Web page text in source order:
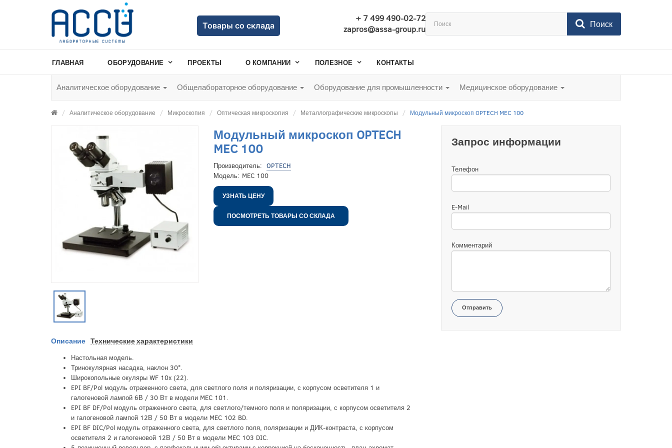
Товары со склада
+ 7 499 490-02-72
zapros@assa-group.ru
Поиск
ГЛАВНАЯ ОБОРУДОВАНИЕ ПРОЕКТЫ О КОМПАНИИ ПОЛЕЗНОЕ КОНТАКТЫ
Аналитическое оборудование Общелабораторное оборудование Оборудование для промышленности Медицинское оборудование
Аналитическое оборудование Микроскопия Оптическая микроскопия Металлографические микроскопы Модульный микроскоп OPTECH MEC 100
Модульный микроскоп OPTECH
MEC 100
Производитель: OPTECH
Модель: MEC 100
УЗНАТЬ ЦЕНУ
ПОСМОТРЕТЬ ТОВАРЫ СО СКЛАДА
Описание Технические характеристики
Настольная модель.
Тринокулярная насадка, наклон 30°.
Широкопольные окуляры WF 10x (22).
EPI BF/Pol модуль отраженного света, для светлого поля и поляризации, с корпусом осветителя 1 и
галогеновой лампой 6В / 30 Вт в модели MEC 101.
EPI BF DF/Pol модуль отраженного света, для светлого/темного поля и поляризации, с корпусом осветителя 2
и галогеновой лампой 12В / 50 Вт в модели MEC 102 BD.
EPI BF DIC/Pol модуль отраженного света, для светлого поля, поляризации и ДИК-контраста, с корпусом
осветителя 2 и галогеновой 12В / 50 Вт в модели MEC 103 DIC.
Запрос информации
Телефон
E-Mail
Комментарий
Отправить